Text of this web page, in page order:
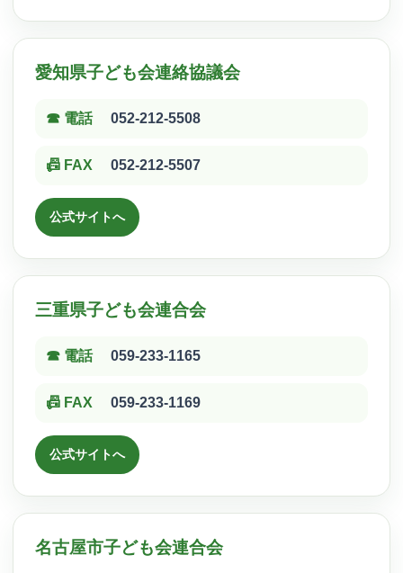
愛知県子ども会連絡協議会
☎ 電話 052-212-5508
📠 FAX 052-212-5507
公式サイトへ
三重県子ども会連合会
☎ 電話 059-233-1165
📠 FAX 059-233-1169
公式サイトへ
名古屋市子ども会連合会